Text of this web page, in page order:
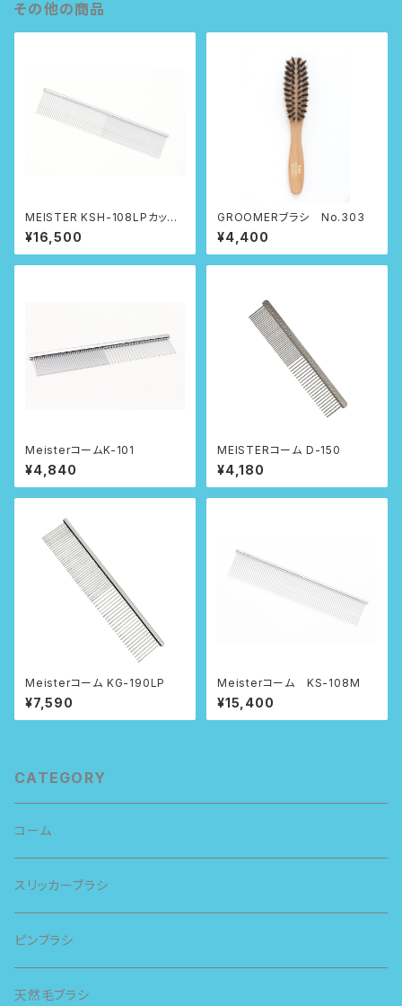
その他の商品
MEISTER KSH-108LPカット
専用コーム
¥16,500
GROOMERブラシ No.303
¥4,400
MeisterコームK-101
¥4,840
MEISTERコーム D-150
¥4,180
Meisterコーム KG-190LP
¥7,590
Meisterコーム KS-108M
¥15,400
CATEGORY
コーム
スリッカーブラシ
ピンブラシ
天然毛ブラシ